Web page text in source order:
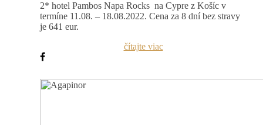
2* hotel Pambos Napa Rocks na Cypre z Košíc v
termíne 11.08. – 18.08.2022. Cena za 8 dní bez stravy
je 641 eur.
čítajte viac